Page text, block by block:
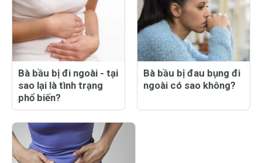
Bà bầu bị đi ngoài - tại
sao lại là tình trạng
phổ biến?
Bà bầu bị đau bụng đi
ngoài có sao không?